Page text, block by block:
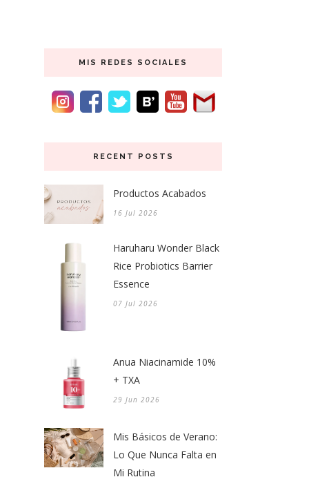
MIS REDES SOCIALES
RECENT POSTS
Productos Acabados
16 Jul 2026
Haruharu Wonder Black
Rice Probiotics Barrier
Essence
07 Jul 2026
Anua Niacinamide 10%
+ TXA
29 Jun 2026
Mis Básicos de Verano:
Lo Que Nunca Falta en
Mi Rutina